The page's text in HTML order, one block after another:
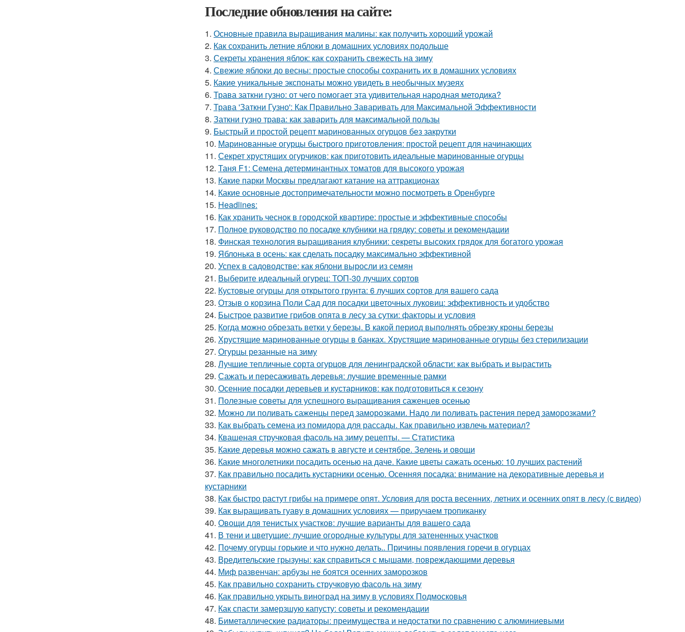
Последние обновления на сайте:
1. Основные правила выращивания малины: как получить хороший урожай
2. Как сохранить летние яблоки в домашних условиях подольше
3. Секреты хранения яблок: как сохранить свежесть на зиму
4. Свежие яблоки до весны: простые способы сохранить их в домашних условиях
5. Какие уникальные экспонаты можно увидеть в необычных музеях
6. Трава заткни гузно: от чего помогает эта удивительная народная методика?
7. Трава 'Заткни Гузно': Как Правильно Заваривать для Максимальной Эффективности
8. Заткни гузно трава: как заварить для максимальной пользы
9. Быстрый и простой рецепт маринованных огурцов без закрутки
10. Маринованные огурцы быстрого приготовления: простой рецепт для начинающих
11. Секрет хрустящих огурчиков: как приготовить идеальные маринованные огурцы
12. Таня F1: Семена детерминантных томатов для высокого урожая
13. Какие парки Москвы предлагают катание на аттракционах
14. Какие основные достопримечательности можно посмотреть в Оренбурге
15. Headlines:
16. Как хранить чеснок в городской квартире: простые и эффективные способы
17. Полное руководство по посадке клубники на грядку: советы и рекомендации
18. Финская технология выращивания клубники: секреты высоких грядок для богатого урожая
19. Яблонька в осень: как сделать посадку максимально эффективной
20. Успех в садоводстве: как яблони выросли из семян
21. Выберите идеальный огурец: ТОП-30 лучших сортов
22. Кустовые огурцы для открытого грунта: 6 лучших сортов для вашего сада
23. Отзыв о корзина Поли Сад для посадки цветочных луковиц: эффективность и удобство
24. Быстрое развитие грибов опята в лесу за сутки: факторы и условия
25. Когда можно обрезать ветки у березы. В какой период выполнять обрезку кроны березы
26. Хрустящие маринованные огурцы в банках. Хрустящие маринованные огурцы без стерилизации
27. Огурцы резанные на зиму
28. Лучшие тепличные сорта огурцов для ленинградской области: как выбрать и вырастить
29. Сажать и пересаживать деревья: лучшие временные рамки
30. Осенние посадки деревьев и кустарников: как подготовиться к сезону
31. Полезные советы для успешного выращивания саженцев осенью
32. Можно ли поливать саженцы перед заморозками. Надо ли поливать растения перед заморозками?
33. Как выбрать семена из помидора для рассады. Как правильно извлечь материал?
34. Квашеная стручковая фасоль на зиму рецепты. — Статистика
35. Какие деревья можно сажать в августе и сентябре. Зелень и овощи
36. Какие многолетники посадить осенью на даче. Какие цветы сажать осенью: 10 лучших растений
37. Как правильно посадить кустарники осенью. Осенняя посадка: внимание на декоративные деревья и
кустарники
38. Как быстро растут грибы на примере опят. Условия для роста весенних, летних и осенних опят в лесу (с видео)
39. Как выращивать гуаву в домашних условиях — приручаем тропиканку
40. Овощи для тенистых участков: лучшие варианты для вашего сада
41. В тени и цветущие: лучшие огородные культуры для затененных участков
42. Почему огурцы горькие и что нужно делать.. Причины появления горечи в огурцах
43. Вредительские грызуны: как справиться с мышами, повреждающими деревья
44. Миф развенчан: арбузы не боятся осенних заморозков
45. Как правильно сохранить стручковую фасоль на зиму
46. Как правильно укрыть виноград на зиму в условиях Подмосковья
47. Как спасти замерзшую капусту: советы и рекомендации
48. Биметаллические радиаторы: преимущества и недостатки по сравнению с алюминиевыми